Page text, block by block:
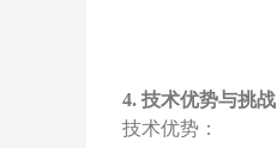
4. 技术优势与挑战
技术优势：